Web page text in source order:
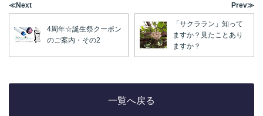
≪Next
4周年☆誕生祭クーポン
のご案内・その2
Prev≫
「サクララン」知って
ますか？見たことあり
ますか？
一覧へ戻る